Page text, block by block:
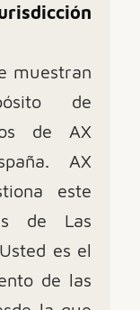
muestran
de
de AX
AX
este
de Las
es el
de las